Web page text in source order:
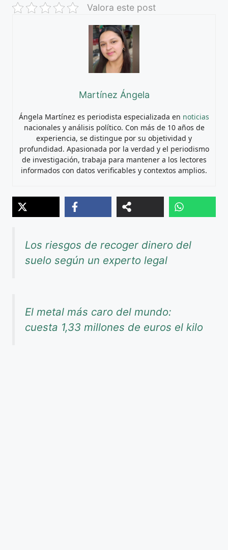
Valora este post
Martínez Ángela
Ángela Martínez es periodista especializada en noticias
nacionales y análisis político. Con más de 10 años de
experiencia, se distingue por su objetividad y
profundidad. Apasionada por la verdad y el periodismo
de investigación, trabaja para mantener a los lectores
informados con datos verificables y contextos amplios.
Los riesgos de recoger dinero del
suelo según un experto legal
El metal más caro del mundo:
cuesta 1,33 millones de euros el kilo